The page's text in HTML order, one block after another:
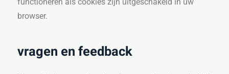
browser.
vragen en feedback